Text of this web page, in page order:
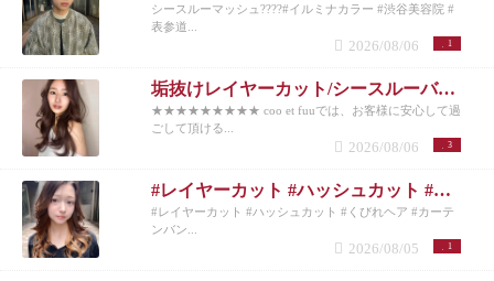
シースルーマッシュ????#イルミナカラー #渋谷美容院 #
表参道...
1
2026/08/06
垢抜けレイヤーカット/シースルーバング◎夏のベージュカラー
★★★★★★★★★ coo et fuuでは、お客様に安心して過
ごして頂ける...
3
2026/08/06
#レイヤーカット #ハッシュカット #くびれヘア #カーテンバング #インナーカラー
#レイヤーカット #ハッシュカット #くびれヘア #カーテ
ンバン...
1
2026/08/05